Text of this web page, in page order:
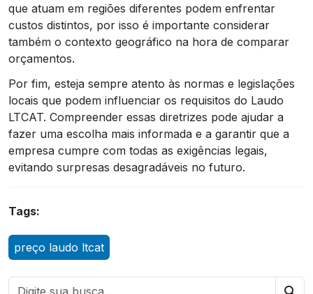
que atuam em regiões diferentes podem enfrentar
custos distintos, por isso é importante considerar
também o contexto geográfico na hora de comparar
orçamentos.
Por fim, esteja sempre atento às normas e legislações
locais que podem influenciar os requisitos do Laudo
LTCAT. Compreender essas diretrizes pode ajudar a
fazer uma escolha mais informada e a garantir que a
empresa cumpre com todas as exigências legais,
evitando surpresas desagradáveis no futuro.
Tags:
preço laudo ltcat